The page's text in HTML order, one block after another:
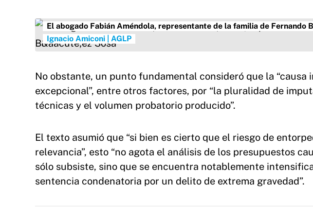
El abogado Fabián Améndola, representante de la familia de Fernando
Ignacio Amiconi | AGLP
No obstante, un punto fundamental consideró que la “causa
excepcional”, entre otros factores, por “la pluralidad de
técnicas y el volumen probatorio producido”.
El texto asumió que “si bien es cierto que el riesgo de
relevancia”, esto “no agota el análisis de los presupuestos
sólo subsiste, sino que se encuentra notablemente
sentencia condenatoria por un delito de extrema gravedad”.